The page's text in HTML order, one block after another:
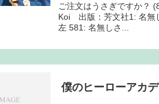
ご注文はうさぎですか？
Koi 出版：芳文社1: 名無
左 581: 名無しさ...
僕のヒーローアカ